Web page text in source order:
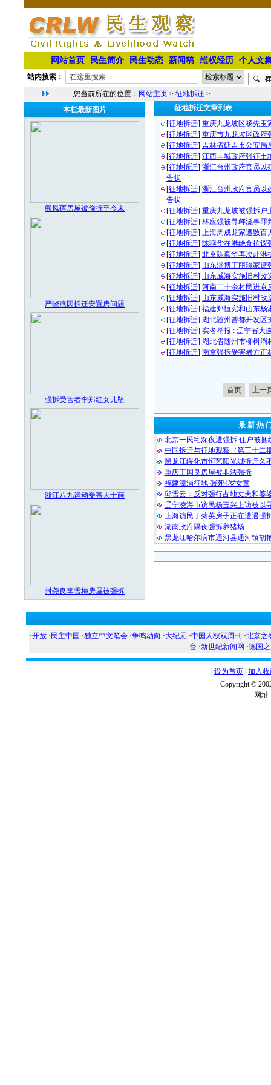
网站首页 民生简介 民生动态 新闻稿 维权经历 个人文
站内搜索：
您当前所在的位置： 网站主页 > 征地拆迁 >
本栏最新图片
熊凤莲房屋被偷拆至今未
严晓燕因拆迁安置房问题
强拆受害者李郑红女儿坠
浙江八九运动受害人士薛
封尧良李雪梅房屋被强拆
征地拆迁文章列表
[征地拆迁] 重庆九龙坡区杨先玉
[征地拆迁] 重庆市九龙坡区政府
[征地拆迁] 吉林省延吉市公安局
[征地拆迁] 江西丰城政府强征土
[征地拆迁] 浙江台州政府官员以
告状
[征地拆迁] 浙江台州政府官员以
告状
[征地拆迁] 重庆九龙坡被强拆户
[征地拆迁] 林应强被寻衅滋事罪
[征地拆迁] 上海周成龙家遭数百
[征地拆迁] 陈燕华在港绝食抗议
[征地拆迁] 北京陈燕华再次赴港
[征地拆迁] 山东淄博王丽珍家遭
[征地拆迁] 山东威海实施旧村改
[征地拆迁] 河南二十余村民进京
[征地拆迁] 山东威海实施旧村改
[征地拆迁] 福建郑恒宪和山东杨
[征地拆迁] 湖北随州曾都开发区
[征地拆迁] 实名举报 : 辽宁省大
[征地拆迁] 湖北省随州市柳树淌
[征地拆迁] 南京强拆受害者方正
首页 上一
最 新 热
北京一民宅深夜遭强拆 住户被捆
中国拆迁与征地观察（第三十二
黑龙江绥化市恒艺阳光城拆迁久
重庆王国良房屋被非法强拆
福建漳浦征地 碾死4岁女童
邱雪云：反对强行占地丈夫和婆
辽宁凌海市访民杨玉兴上访被以
上海访民丁菊英房子正在遭遇强
湖南政府隔夜强拆养猪场
黑龙江哈尔滨市通河县通河镇胡
·开放 · 民主中国 ·独立中文笔会 ·争鸣动向 ·大纪元 ·中国人权双周刊 ·北京之
台 ·新世纪新闻网 ·德国
设为首页 加入
Copyright ©
网址